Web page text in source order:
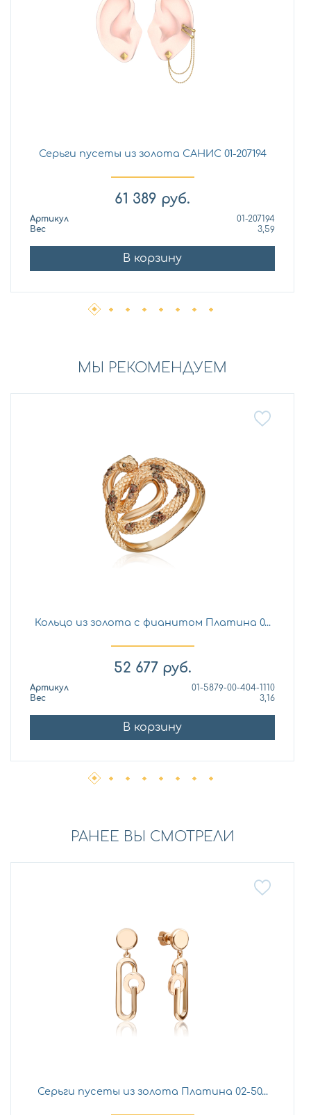
Серьги пусеты из золота САНИС 01-207194
61 389 руб.
Артикул
01-207194
Вес
3,59
В корзину
МЫ РЕКОМЕНДУЕМ
Кольцо из золота с фианитом Платина 0...
52 677 руб.
Артикул
01-5879-00-404-1110
Вес
3,16
В корзину
РАНЕЕ ВЫ СМОТРЕЛИ
Серьги пусеты из золота Платина 02-50...